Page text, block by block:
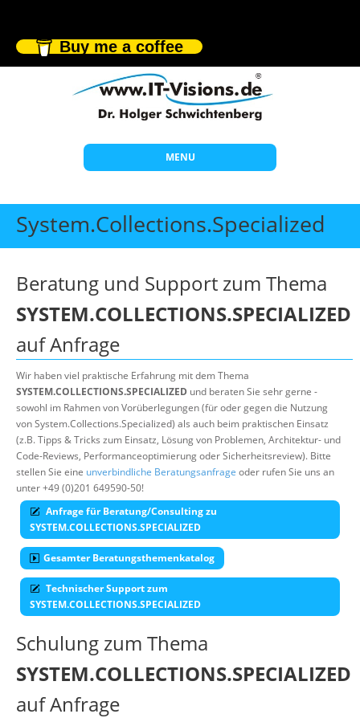
Buy me a coffee
MENU
Start
Themen
Individuelle Schulungen
Offene Seminare
Wissen
Über uns
Suche
System.Collections.Specialized
Beratung und Support zum Thema
SYSTEM.COLLECTIONS.SPECIALIZED
auf Anfrage
Wir haben viel praktische Erfahrung mit dem Thema
SYSTEM.COLLECTIONS.SPECIALIZED und beraten Sie sehr gerne -
sowohl im Rahmen von Vorüberlegungen (für oder gegen die Nutzung
von System.Collections.Specialized) als auch beim praktischen Einsatz
(z.B. Tipps & Tricks zum Einsatz, Lösung von Problemen, Architektur- und
Code-Reviews, Performanceoptimierung oder Sicherheitsreview). Bitte
stellen Sie eine unverbindliche Beratungsanfrage oder rufen Sie uns an
unter +49 (0)201 649590-50!
Anfrage für Beratung/Consulting zu
SYSTEM.COLLECTIONS.SPECIALIZED
Gesamter Beratungsthemenkatalog
Technischer Support zum
SYSTEM.COLLECTIONS.SPECIALIZED
Schulung zum Thema
SYSTEM.COLLECTIONS.SPECIALIZED
auf Anfrage